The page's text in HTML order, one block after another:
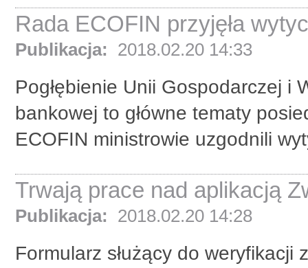
Rada ECOFIN przyjęła
Publikacja: 2018.02.20 14:33
Pogłębienie Unii Gospodarczej i
bankowej to główne tematy
ECOFIN ministrowie uzgodnili
Trwają prace nad aplikacją
Publikacja: 2018.02.20 14:28
Formularz służący do weryfikacji